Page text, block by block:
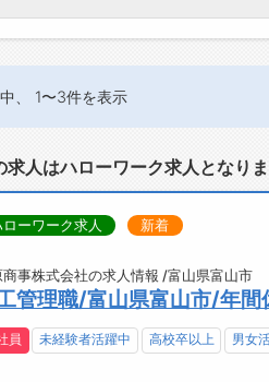
中、 1〜3件を表示
求人はハローワーク求人となりま
ローワーク求人 新着
商事株式会社の求人情報 /富山県富山市
管理職/富山県富山市/年間
員 未経験者活躍中 高校卒以上 男女